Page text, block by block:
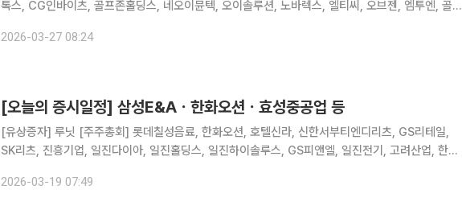
톡스, CG인바이츠, 골프존홀딩스, 네오이뮨텍, 오이솔루션, 노바렉스, 엘티씨, 오브젠, 엠투엔, 골프
에이텀, 제이티, 유니온바이오메트릭스, 인터플
2026-03-27 08:24
[오늘의 증시일정] 삼성E&Aㆍ한화오션ㆍ효성중공업 등
[유상증자] 루닛 [주주총회] 롯데칠성음료, 한화오션, 호텔신라, 신한서부티엔디리츠, GS리테일,
SK리츠, 진흥기업, 일진다이아, 일진홀딩스, 일진하이솔루스, GS피앤엘, 일진전기, 고려산업, 한솔
송원산업, 한국수출포장공업, 삼성생명, 삼성카드, LG디
2026-03-19 07:49